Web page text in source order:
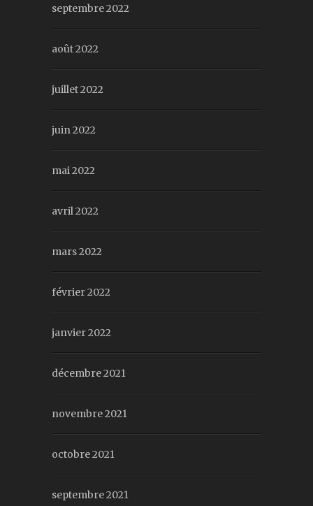
septembre 2022
août 2022
juillet 2022
juin 2022
mai 2022
avril 2022
mars 2022
février 2022
janvier 2022
décembre 2021
novembre 2021
octobre 2021
septembre 2021